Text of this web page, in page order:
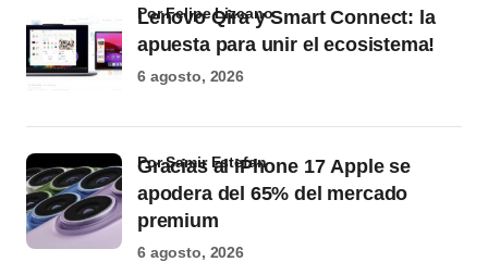
Lenovo Qira y Smart Connect: la
apuesta para unir el ecosistema!
por Felipe Lizcano
6 agosto, 2026
Gracias al iPhone 17 Apple se
apodera del 65% del mercado
premium
por Samir Estefan
6 agosto, 2026